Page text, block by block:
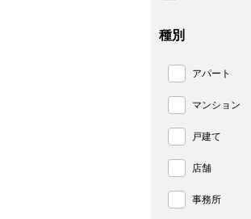
種別
アパート
マンション
戸建て
店舗
事務所